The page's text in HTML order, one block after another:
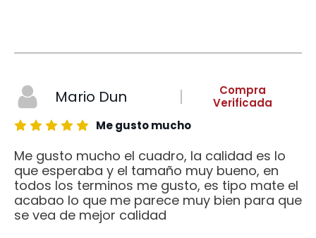
Mario Dun
Compra
Verificada
Me gusto mucho
Me gusto mucho el cuadro, la calidad es lo
que esperaba y el tamaño muy bueno, en
todos los terminos me gusto, es tipo mate el
acabao lo que me parece muy bien para que
se vea de mejor calidad